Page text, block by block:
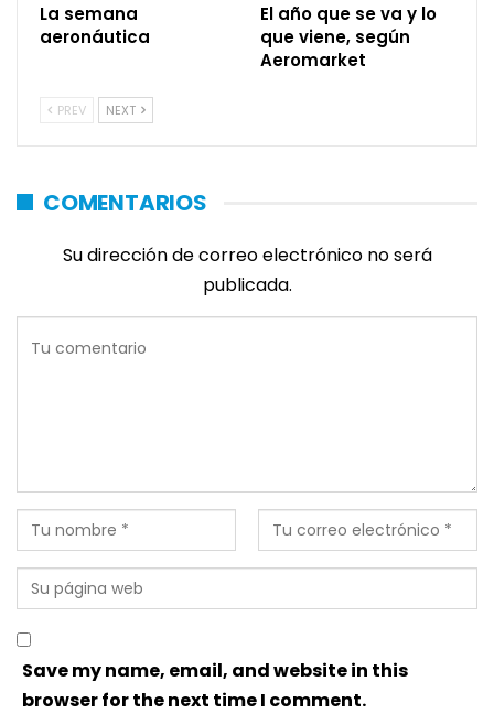
La semana
aeronáutica
El año que se va y lo
que viene, según
Aeromarket
PREV NEXT
COMENTARIOS
Su dirección de correo electrónico no será
publicada.
Save my name, email, and website in this
browser for the next time I comment.